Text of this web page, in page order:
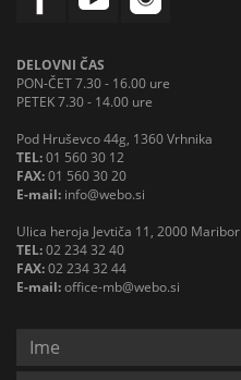
DELOVNI ČAS
PON-ČET 7.30 - 16.00 ure
PETEK 7.30 - 14.00 ure
Pod Hruševco 44g, 1360 Vrhnika
TEL:01 560 30 12
FAX:01 560 30 20
E-mail: info@webo.si
Ulica heroja Jevtiča 11, 2000 Maribor
TEL:02 234 32 40
FAX:02 234 32 44
E-mail:office-mb@webo.si